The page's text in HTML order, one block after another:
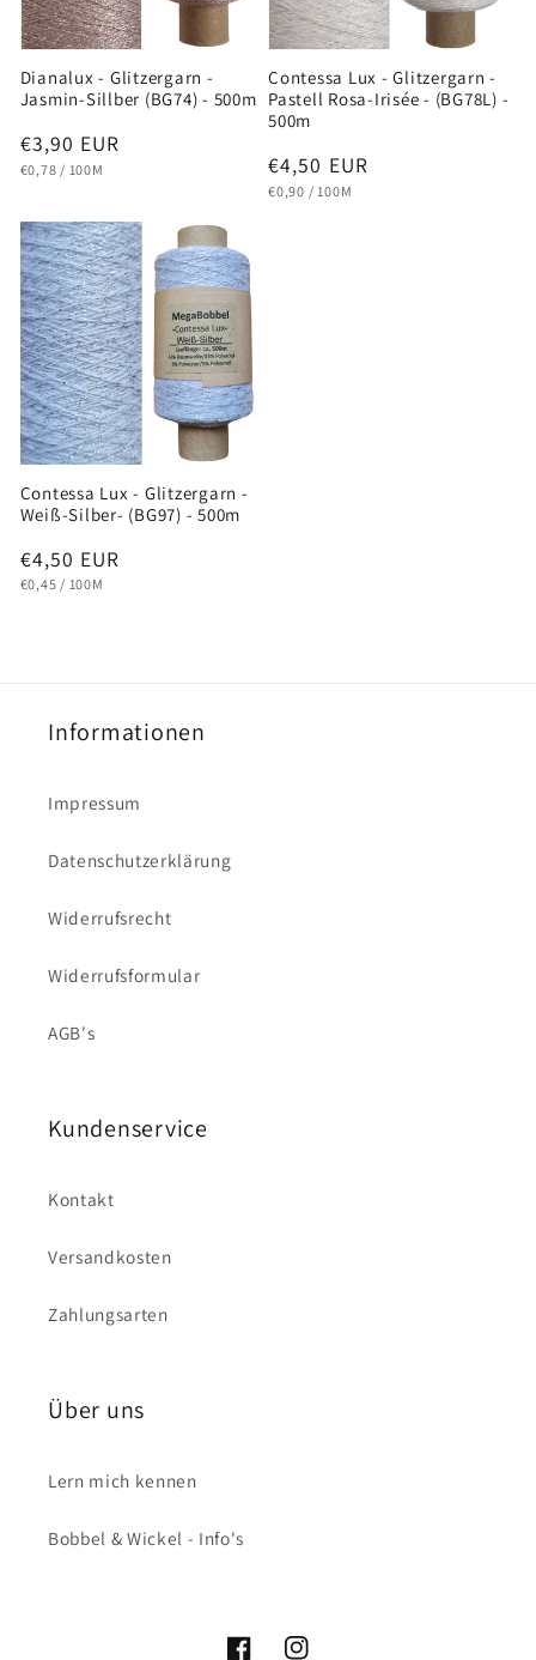
Dianalux - Glitzergarn -
Jasmin-Sillber (BG74) - 500m
Normaler
Preis
€3,90 EUR
GRUNDPREIS
€0,78 / PRO
100M
Contessa Lux - Glitzergarn -
Pastell Rosa-Irisée - (BG78L) -
500m
Normaler
Preis
€4,50 EUR
GRUNDPREIS
€0,90 / PRO
100M
Contessa Lux - Glitzergarn -
Weiß-Silber- (BG97) - 500m
Normaler
Preis
€4,50 EUR
GRUNDPREIS
€0,45 / PRO
100M
Informationen
Impressum
Datenschutzerklärung
Widerrufsrecht
Widerrufsformular
AGB's
Kundenservice
Kontakt
Versandkosten
Zahlungsarten
Über uns
Lern mich kennen
Bobbel & Wickel - Info's